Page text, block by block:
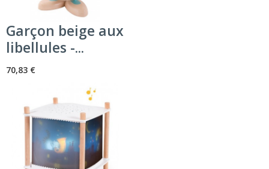
Garçon beige aux
libellules -...
70,83 €